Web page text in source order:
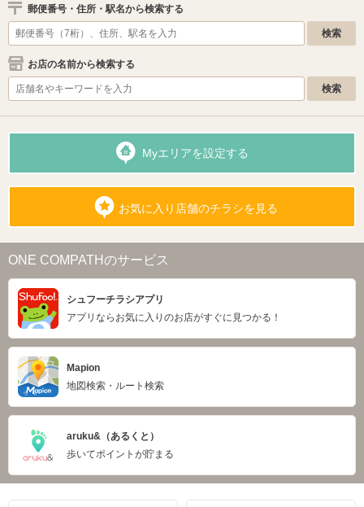
郵便番号・住所・駅名から検索する
お店の名前から検索する
Myエリアを設定する
お気に入り店舗のチラシを見る
ONE COMPATHのサービス
シュフーチラシアプリ
アプリならお気に入りのお店がすぐに見つかる！
Mapion
地図検索・ルート検索
aruku&（あるくと）
歩いてポイントが貯まる